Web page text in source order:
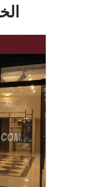
001